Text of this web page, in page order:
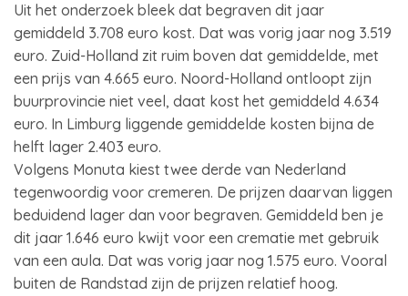
Uit het onderzoek bleek dat begraven dit jaar
gemiddeld 3.708 euro kost. Dat was vorig jaar nog 3.519
euro. Zuid-Holland zit ruim boven dat gemiddelde, met
een prijs van 4.665 euro. Noord-Holland ontloopt zijn
buurprovincie niet veel, daat kost het gemiddeld 4.634
euro. In Limburg liggende gemiddelde kosten bijna de
helft lager 2.403 euro.
Volgens Monuta kiest twee derde van Nederland
tegenwoordig voor cremeren. De prijzen daarvan liggen
beduidend lager dan voor begraven. Gemiddeld ben je
dit jaar 1.646 euro kwijt voor een crematie met gebruik
van een aula. Dat was vorig jaar nog 1.575 euro. Vooral
buiten de Randstad zijn de prijzen relatief hoog.